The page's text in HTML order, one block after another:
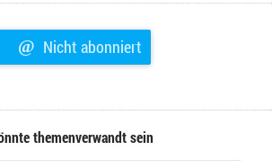
@ Nicht abonniert
themenverwandt sein